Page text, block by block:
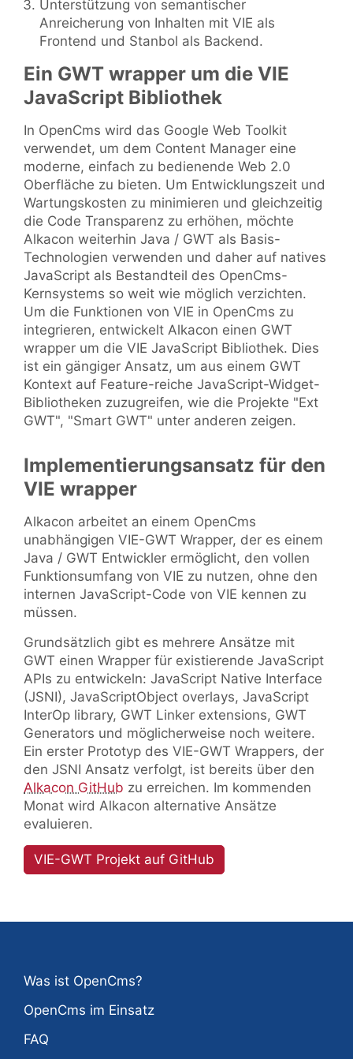
Unterstützung von semantischer
Anreicherung von Inhalten mit VIE als
Frontend und Stanbol als Backend.
Ein GWT wrapper um die VIE
JavaScript Bibliothek
In OpenCms wird das Google Web Toolkit
verwendet, um dem Content Manager eine
moderne, einfach zu bedienende Web 2.0
Oberfläche zu bieten. Um Entwicklungszeit und
Wartungskosten zu minimieren und gleichzeitig
die Code Transparenz zu erhöhen, möchte
Alkacon weiterhin Java / GWT als Basis-
Technologien verwenden und daher auf natives
JavaScript als Bestandteil des OpenCms-
Kernsystems so weit wie möglich verzichten.
Um die Funktionen von VIE in OpenCms zu
integrieren, entwickelt Alkacon einen GWT
wrapper um die VIE JavaScript Bibliothek. Dies
ist ein gängiger Ansatz, um aus einem GWT
Kontext auf Feature-reiche JavaScript-Widget-
Bibliotheken zuzugreifen, wie die Projekte "Ext
GWT", "Smart GWT" unter anderen zeigen.
Implementierungsansatz für den
VIE wrapper
Alkacon arbeitet an einem OpenCms
unabhängigen VIE-GWT Wrapper, der es einem
Java / GWT Entwickler ermöglicht, den vollen
Funktionsumfang von VIE zu nutzen, ohne den
internen JavaScript-Code von VIE kennen zu
müssen.
Grundsätzlich gibt es mehrere Ansätze mit
GWT einen Wrapper für existierende JavaScript
APIs zu entwickeln: JavaScript Native Interface
(JSNI), JavaScriptObject overlays, JavaScript
InterOp library, GWT Linker extensions, GWT
Generators und möglicherweise noch weitere.
Ein erster Prototyp des VIE-GWT Wrappers, der
den JSNI Ansatz verfolgt, ist bereits über den
Alkacon GitHub zu erreichen. Im kommenden
Monat wird Alkacon alternative Ansätze
evaluieren.
VIE-GWT Projekt auf GitHub
Was ist OpenCms?
OpenCms im Einsatz
FAQ